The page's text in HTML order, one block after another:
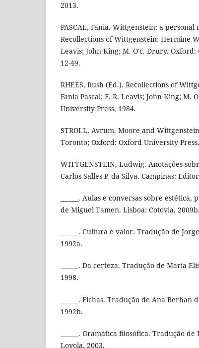
2013.
PASCAL, Fania. Wittgenstein: a personal
Recollections of Wittgenstein: Hermine
Leavis; John King; M. O'c. Drury.
12-49.
RHEES, Rush (Ed.). Recollections of
Fania Pascal; F. R. Leavis; John King; M.
University Press, 1984.
STROLL, Avrum. Moore and
Toronto; Oxford: Oxford University
WITTGENSTEIN, Ludwig. Anotações
Carlos Salles P. da Silva. Campinas:
______. Aulas e conversas sobre
de Miguel Tamen. Lisboa: Cotovia, 2009b.
______. Cultura e valor. Tradução de
1992a.
______. Da certeza. Tradução de Maria
1998.
______. Fichas. Tradução de Ana Berhan
1992b.
______. Gramática filosófica. Tradução
Loyola, 2003.